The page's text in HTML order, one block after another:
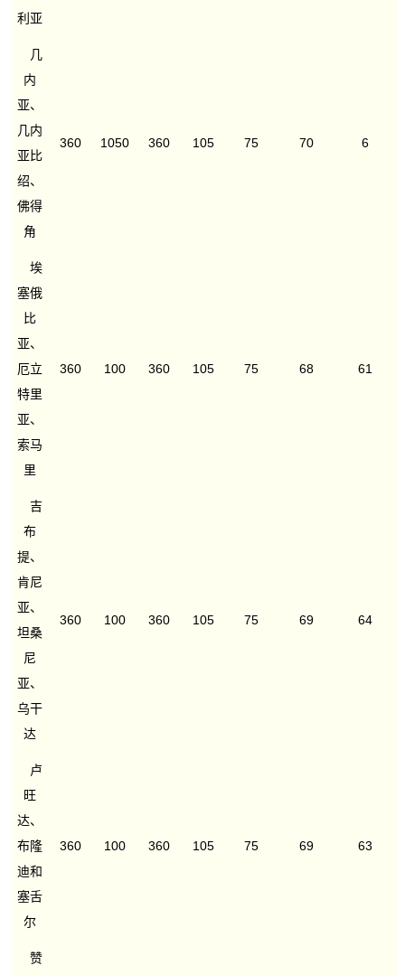
利亚
几
内
亚、
几内
亚比
绍、
佛得
角
360 1050 360 105 75 70 6
埃
塞俄
比
亚、
厄立
特里
亚、
索马
里
360 100 360 105 75 68 61
吉
布
提、
肯尼
亚、
坦桑
尼
亚、
乌干
达
360 100 360 105 75 69 64
卢
旺
达、
布隆
迪和
塞舌
尔
360 100 360 105 75 69 63
赞